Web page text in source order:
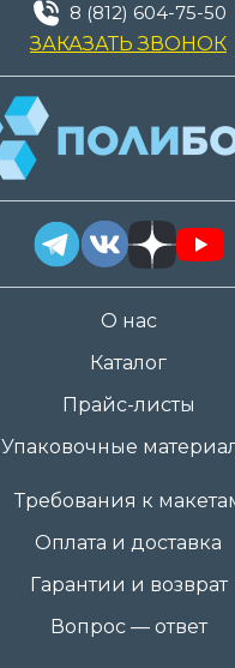
О нас
Каталог
Прайс-листы
Упаковочные
Требования к
Оплата и доставка
Гарантии и возврат
Вопрос — ответ
8 (812) 604-75-50
ЗАКАЗАТЬ ЗВОНОК